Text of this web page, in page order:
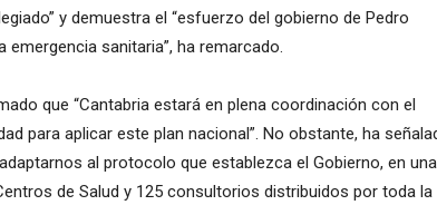
y demuestra el “esfuerzo del gobierno de Pedro
sanitaria”, ha remarcado.
que “Cantabria estará en plena coordinación con el
para aplicar este plan nacional”. No obstante, ha
al protocolo que establezca el Gobierno, en una
de Salud y 125 consultorios distribuidos por toda la